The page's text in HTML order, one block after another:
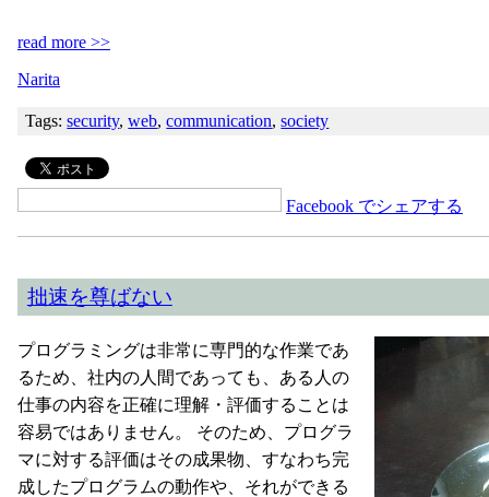
read more >>
Narita
Tags:security,web,communication,society
Facebook でシェアする
拙速を尊ばない
プログラミングは非常に専門的な作業であ
るため、社内の人間であっても、ある人の
仕事の内容を正確に理解・評価することは
容易ではありません。 そのため、プログラ
マに対する評価はその成果物、すなわち完
成したプログラムの動作や、それができる